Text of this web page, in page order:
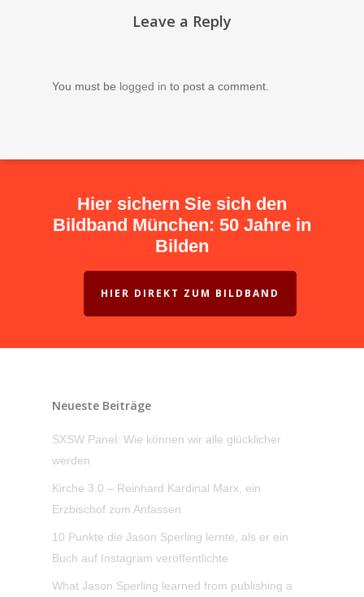
Leave a Reply
You must be logged in to post a comment.
Hier sichern Sie sich den
Bildband München: 50 Jahre in
Bilden
HIER DIREKT ZUM BILDBAND
Neueste Beiträge
SXSW Panel: Wie können wir alle glücklicher
werden
Kirche 3.0 – Reinhard Kardinal Marx, ein
Erzbischof zum Anfassen
10 Punkte die Jason Sperling lernte, als er ein
Buch auf Instagram veröffentlichte
What Jason Sperling learned from publishing a